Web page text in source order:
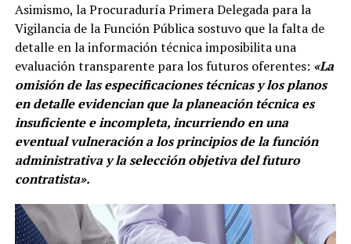
Asimismo, la Procuraduría Primera Delegada para la
Vigilancia de la Función Pública sostuvo que la falta de
detalle en la información técnica imposibilita una
evaluación transparente para los futuros oferentes: «La
omisión de las especificaciones técnicas y los planos
en detalle evidencian que la planeación técnica es
insuficiente e incompleta, incurriendo en una
eventual vulneración a los principios de la función
administrativa y la selección objetiva del futuro
contratista».